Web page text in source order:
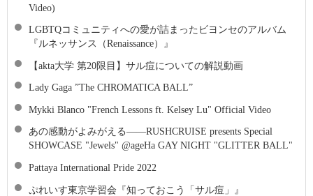
Video)
LGBTQコミュニティへの愛が詰まったビヨンセのアルバム
『ルネッサンス（Renaissance）』
【akta大学 第20限目】サル痘についての解説動画
Lady Gaga ”The CHROMATICA BALL”
Mykki Blanco "French Lessons ft. Kelsey Lu" Official Video
あの感動がよみがえる――RUSHCRUISE presents Special
SHOWCASE "Jewels" @ageHa GAY NIGHT "GLITTER BALL"
Pattaya International Pride 2022
ぷれいす東京学習会『知っておこう「サル痘」』